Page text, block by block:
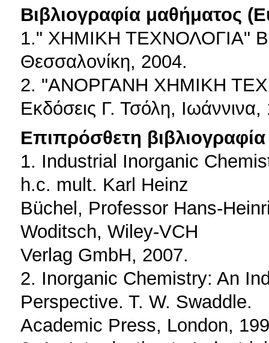
Βιβλιογραφία μαθήματος
1." ΧΗΜΙΚΗ ΤΕΧΝΟΛΟΓΙΑ"
Θεσσαλονίκη, 2004.
2. "ΑΝΟΡΓΑΝΗ ΧΗΜΙΚΗ
Εκδόσεις Γ. Τσόλη,
Επιπρόσθετη βιβλιογραφία
1. Industrial Inorganic
h.c. mult. Karl Heinz
Büchel, Professor Hans-
Woditsch, Wiley-VCH
Verlag GmbH, 2007.
2. Inorganic Chemistry: An
Perspective. T. W. Swaddle.
Academic Press, London,